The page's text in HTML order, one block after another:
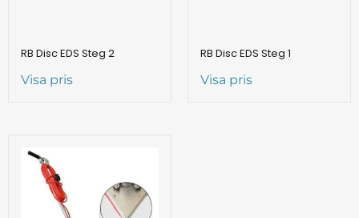
RB Disc EDS Steg 2
Visa pris
RB Disc EDS Steg 1
Visa pris